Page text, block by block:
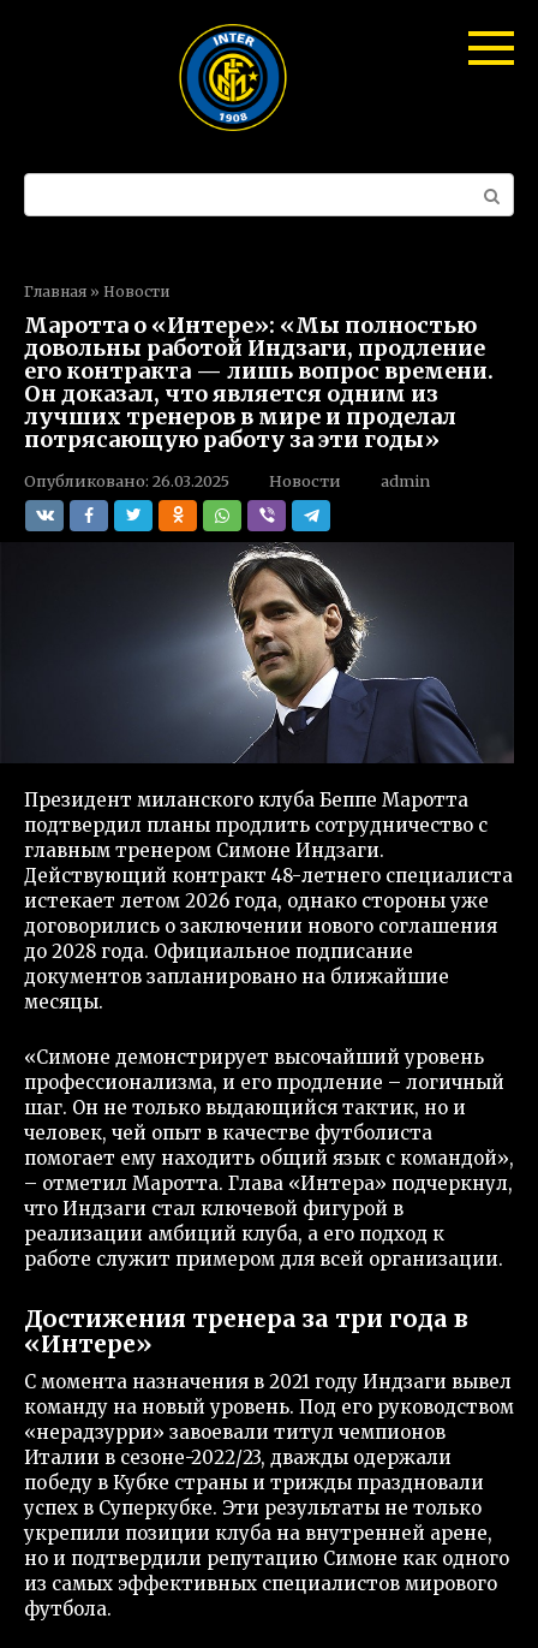
Поиск:
Главная » Новости
Маротта о «Интере»: «Мы полностью
довольны работой Индзаги, продление
его контракта — лишь вопрос времени.
Он доказал, что является одним из
лучших тренеров в мире и проделал
потрясающую работу за эти годы»
Опубликовано: 26.03.2025 Новости admin
Президент миланского клуба Беппе Маротта
подтвердил планы продлить сотрудничество с
главным тренером Симоне Индзаги.
Действующий контракт 48-летнего специалиста
истекает летом 2026 года, однако стороны уже
договорились о заключении нового соглашения
до 2028 года. Официальное подписание
документов запланировано на ближайшие
месяцы.
«Симоне демонстрирует высочайший уровень
профессионализма, и его продление – логичный
шаг. Он не только выдающийся тактик, но и
человек, чей опыт в качестве футболиста
помогает ему находить общий язык с командой»,
– отметил Маротта. Глава «Интера» подчеркнул,
что Индзаги стал ключевой фигурой в
реализации амбиций клуба, а его подход к
работе служит примером для всей организации.
Достижения тренера за три года в
«Интере»
С момента назначения в 2021 году Индзаги вывел
команду на новый уровень. Под его руководством
«нерадзурри» завоевали титул чемпионов
Италии в сезоне-2022/23, дважды одержали
победу в Кубке страны и трижды праздновали
успех в Суперкубке. Эти результаты не только
укрепили позиции клуба на внутренней арене,
но и подтвердили репутацию Симоне как одного
из самых эффективных специалистов мирового
футбола.